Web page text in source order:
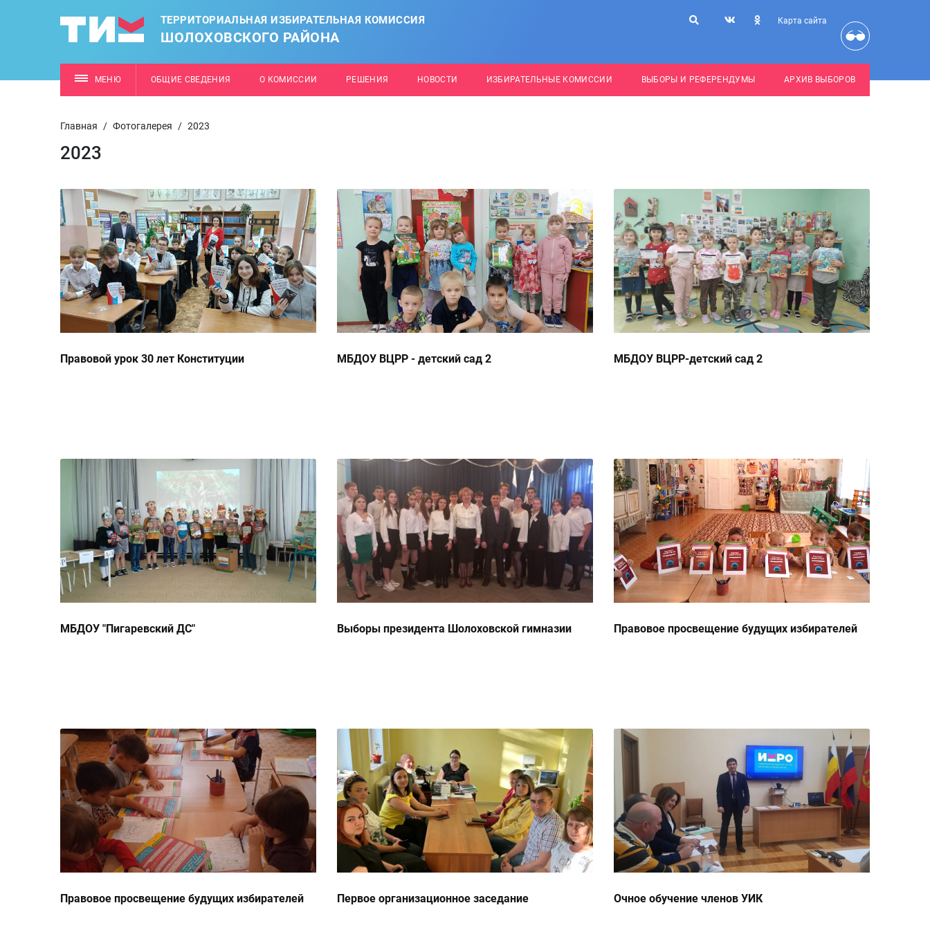
ТЕРРИТОРИАЛЬНАЯ ИЗБИРАТЕЛЬНАЯ КОМИССИЯ
ШОЛОХОВСКОГО РАЙОНА
Карта сайта
МЕНЮ ОБЩИЕ СВЕДЕНИЯ О КОМИССИИ РЕШЕНИЯ НОВОСТИ ИЗБИРАТЕЛЬНЫЕ КОМИССИИ ВЫБОРЫ И РЕФЕРЕНДУМЫ АРХИВ ВЫБОРОВ
Главная / Фотогалерея / 2023
2023
Правовой урок 30 лет Конституции МБДОУ ВЦРР - детский сад 2 МБДОУ ВЦРР-детский сад 2
МБДОУ "Пигаревский ДС" Выборы президента Шолоховской гимназии Правовое просвещение будущих избирателей
Правовое просвещение будущих избирателей Первое организационное заседание Очное обучение членов УИК